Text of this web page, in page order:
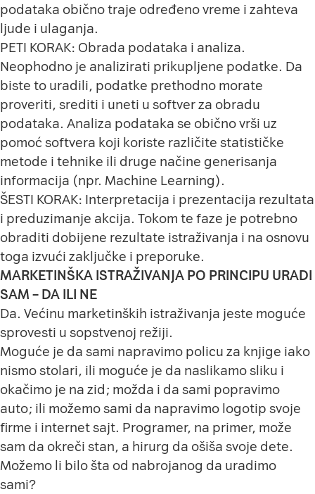
podataka obično traje određeno vreme i zahteva
ljude i ulaganja.
PETI KORAK: Obrada podataka i analiza.
Neophodno je analizirati prikupljene podatke. Da
biste to uradili, podatke prethodno morate
proveriti, srediti i uneti u softver za obradu
podataka. Analiza podataka se obično vrši uz
pomoć softvera koji koriste različite statističke
metode i tehnike ili druge načine generisanja
informacija (npr. Machine Learning).
ŠESTI KORAK: Interpretacija i prezentacija rezultata
i preduzimanje akcija. Tokom te faze je potrebno
obraditi dobijene rezultate istraživanja i na osnovu
toga izvući zaključke i preporuke.
MARKETINŠKA ISTRAŽIVANJA PO PRINCIPU URADI
SAM – DA ILI NE
Da. Većinu marketinških istraživanja jeste moguće
sprovesti u sopstvenoj režiji.
Moguće je da sami napravimo policu za knjige iako
nismo stolari, ili moguće je da naslikamo sliku i
okačimo je na zid; možda i da sami popravimo
auto; ili možemo sami da napravimo logotip svoje
firme i internet sajt. Programer, na primer, može
sam da okreči stan, a hirurg da ošiša svoje dete.
Možemo li bilo šta od nabrojanog da uradimo
sami?